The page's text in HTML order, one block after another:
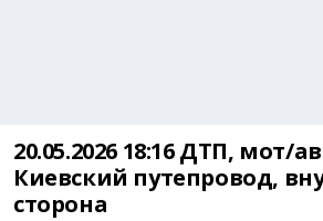
20.05.2026 18:16 ДТП, мот/
Киевский путепровод,
сторона